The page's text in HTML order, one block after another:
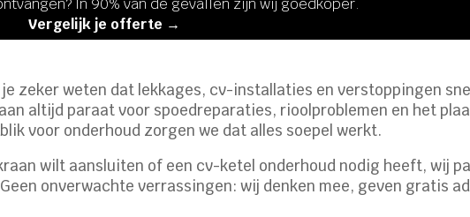
In 90% van de gevallen zijn wij goedkoper.
Vergelijk je offerte →
zeker weten dat lekkages, cv-installaties en verstoppingen
altijd paraat voor spoedreparaties, rioolproblemen en het
voor onderhoud zorgen we dat alles soepel werkt.
wilt aansluiten of een cv-ketel onderhoud nodig heeft, wij
onverwachte verrassingen: wij denken mee, geven gratis